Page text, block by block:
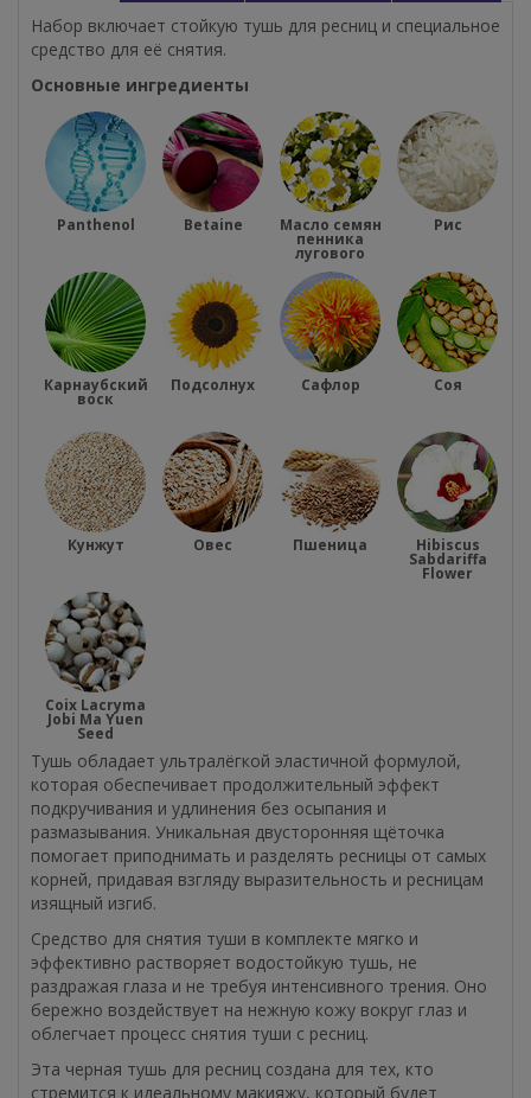
Набор включает стойкую тушь для ресниц и специальное
средство для её снятия.
Основные ингредиенты
Panthenol Betaine Масло семян
пенника
лугового
Рис
Карнаубский
воск
Подсолнух Сафлор Соя
Кунжут Овес Пшеница Hibiscus
Sabdariffa
Flower
Coix Lacryma
Jobi Ma Yuen
Seed
Тушь обладает ультралёгкой эластичной формулой,
которая обеспечивает продолжительный эффект
подкручивания и удлинения без осыпания и
размазывания. Уникальная двусторонняя щёточка
помогает приподнимать и разделять ресницы от самых
корней, придавая взгляду выразительность и ресницам
изящный изгиб.
Средство для снятия туши в комплекте мягко и
эффективно растворяет водостойкую тушь, не
раздражая глаза и не требуя интенсивного трения. Оно
бережно воздействует на нежную кожу вокруг глаз и
облегчает процесс снятия туши с ресниц.
Эта черная тушь для ресниц создана для тех, кто
стремится к идеальному макияжу, который будет